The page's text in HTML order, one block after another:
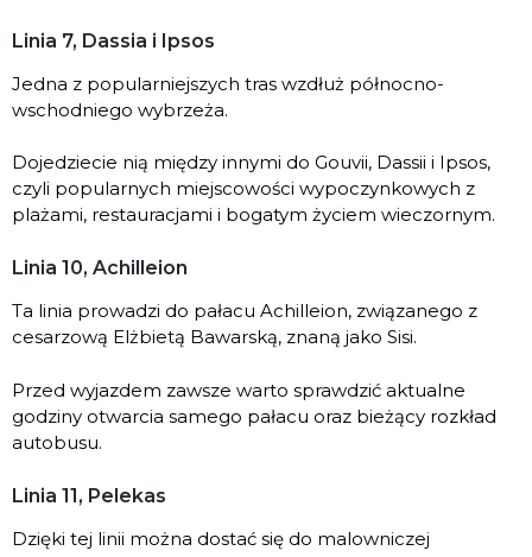
Linia 7, Dassia i Ipsos
Jedna z popularniejszych tras wzdłuż północno-
wschodniego wybrzeża.
Dojedziecie nią między innymi do Gouvii, Dassii i Ipsos,
czyli popularnych miejscowości wypoczynkowych z
plażami, restauracjami i bogatym życiem wieczornym.
Linia 10, Achilleion
Ta linia prowadzi do pałacu Achilleion, związanego z
cesarzową Elżbietą Bawarską, znaną jako Sisi.
Przed wyjazdem zawsze warto sprawdzić aktualne
godziny otwarcia samego pałacu oraz bieżący rozkład
autobusu.
Linia 11, Pelekas
Dzięki tej linii można dostać się do malowniczej